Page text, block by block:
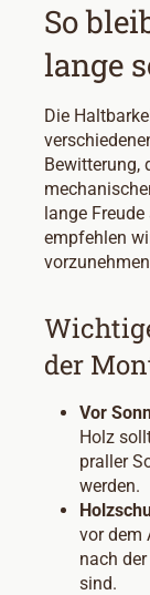
So
lange
Die
Bewitterung,
lange
empfehlen
der
Vor
Holz
praller
werden.
vor dem
nach
sind.